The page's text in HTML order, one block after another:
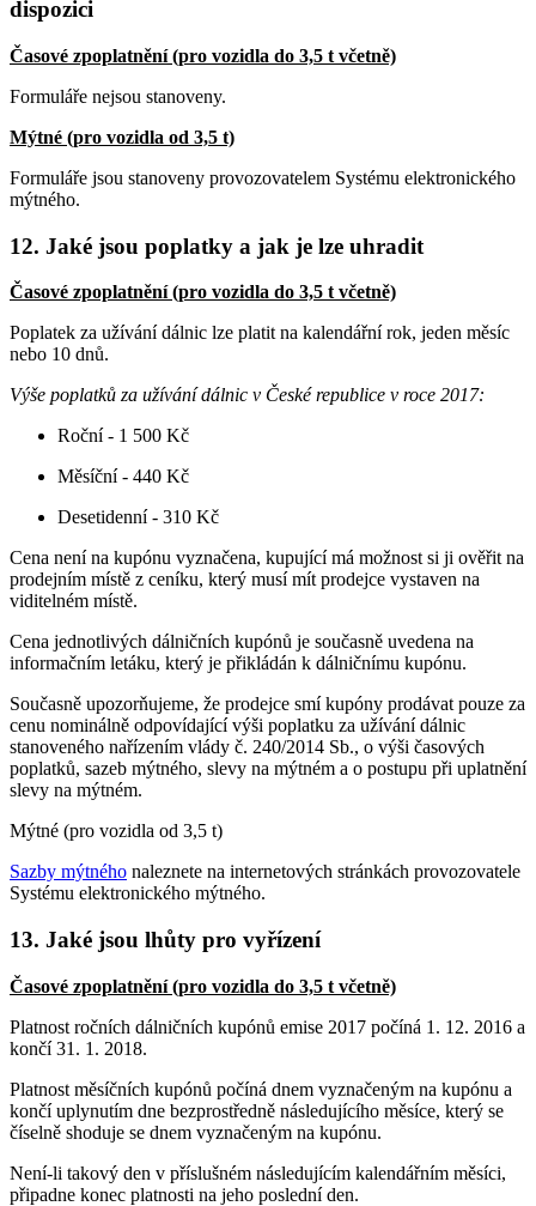
dispozici
Časové zpoplatnění (pro vozidla do 3,5 t včetně)
Formuláře nejsou stanoveny.
Mýtné (pro vozidla od 3,5 t)
Formuláře jsou stanoveny provozovatelem Systému elektronického
mýtného.
12. Jaké jsou poplatky a jak je lze uhradit
Časové zpoplatnění (pro vozidla do 3,5 t včetně)
Poplatek za užívání dálnic lze platit na kalendářní rok, jeden měsíc
nebo 10 dnů.
Výše poplatků za užívání dálnic v České republice v roce 2017:
Roční - 1 500 Kč
Měsíční - 440 Kč
Desetidenní - 310 Kč
Cena není na kupónu vyznačena, kupující má možnost si ji ověřit na
prodejním místě z ceníku, který musí mít prodejce vystaven na
viditelném místě.
Cena jednotlivých dálničních kupónů je současně uvedena na
informačním letáku, který je přikládán k dálničnímu kupónu.
Současně upozorňujeme, že prodejce smí kupóny prodávat pouze za
cenu nominálně odpovídající výši poplatku za užívání dálnic
stanoveného nařízením vlády č. 240/2014 Sb., o výši časových
poplatků, sazeb mýtného, slevy na mýtném a o postupu při uplatnění
slevy na mýtném.
Mýtné (pro vozidla od 3,5 t)
Sazby mýtného naleznete na internetových stránkách provozovatele
Systému elektronického mýtného.
13. Jaké jsou lhůty pro vyřízení
Časové zpoplatnění (pro vozidla do 3,5 t včetně)
Platnost ročních dálničních kupónů emise 2017 počíná 1. 12. 2016 a
končí 31. 1. 2018.
Platnost měsíčních kupónů počíná dnem vyznačeným na kupónu a
končí uplynutím dne bezprostředně následujícího měsíce, který se
číselně shoduje se dnem vyznačeným na kupónu.
Není-li takový den v příslušném následujícím kalendářním měsíci,
připadne konec platnosti na jeho poslední den.